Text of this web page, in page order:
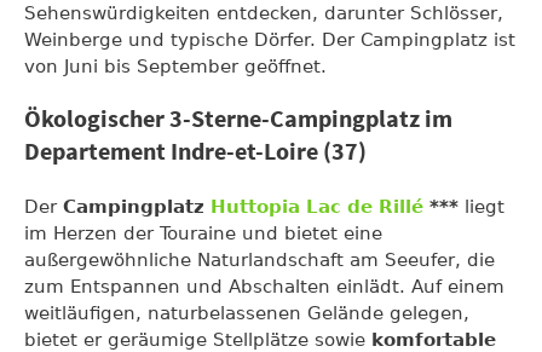
Sehenswürdigkeiten entdecken, darunter Schlösser,
Weinberge und typische Dörfer. Der Campingplatz ist
von Juni bis September geöffnet.
Ökologischer 3-Sterne-Campingplatz im
Departement Indre-et-Loire (37)
Der Campingplatz Huttopia Lac de Rillé *** liegt
im Herzen der Touraine und bietet eine
außergewöhnliche Naturlandschaft am Seeufer, die
zum Entspannen und Abschalten einlädt. Auf einem
weitläufigen, naturbelassenen Gelände gelegen,
bietet er geräumige Stellplätze sowie komfortable